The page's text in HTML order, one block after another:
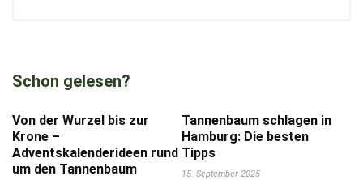
Schon gelesen?
Von der Wurzel bis zur
Krone –
Adventskalenderideen rund
um den Tannenbaum
Tannenbaum schlagen in
Hamburg: Die besten
Tipps
15. September 2025